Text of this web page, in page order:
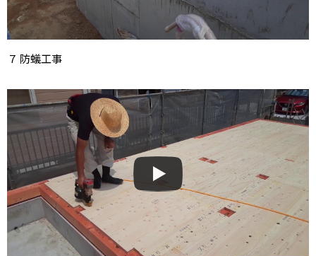
７ 防蟻工事